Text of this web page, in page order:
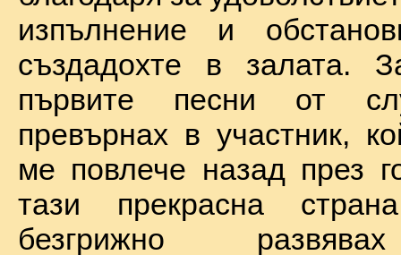
изпълнение и
създадохте в залата.
първите песни от
превърнах в участник,
ме повлече назад през
тази прекрасна
безгрижно